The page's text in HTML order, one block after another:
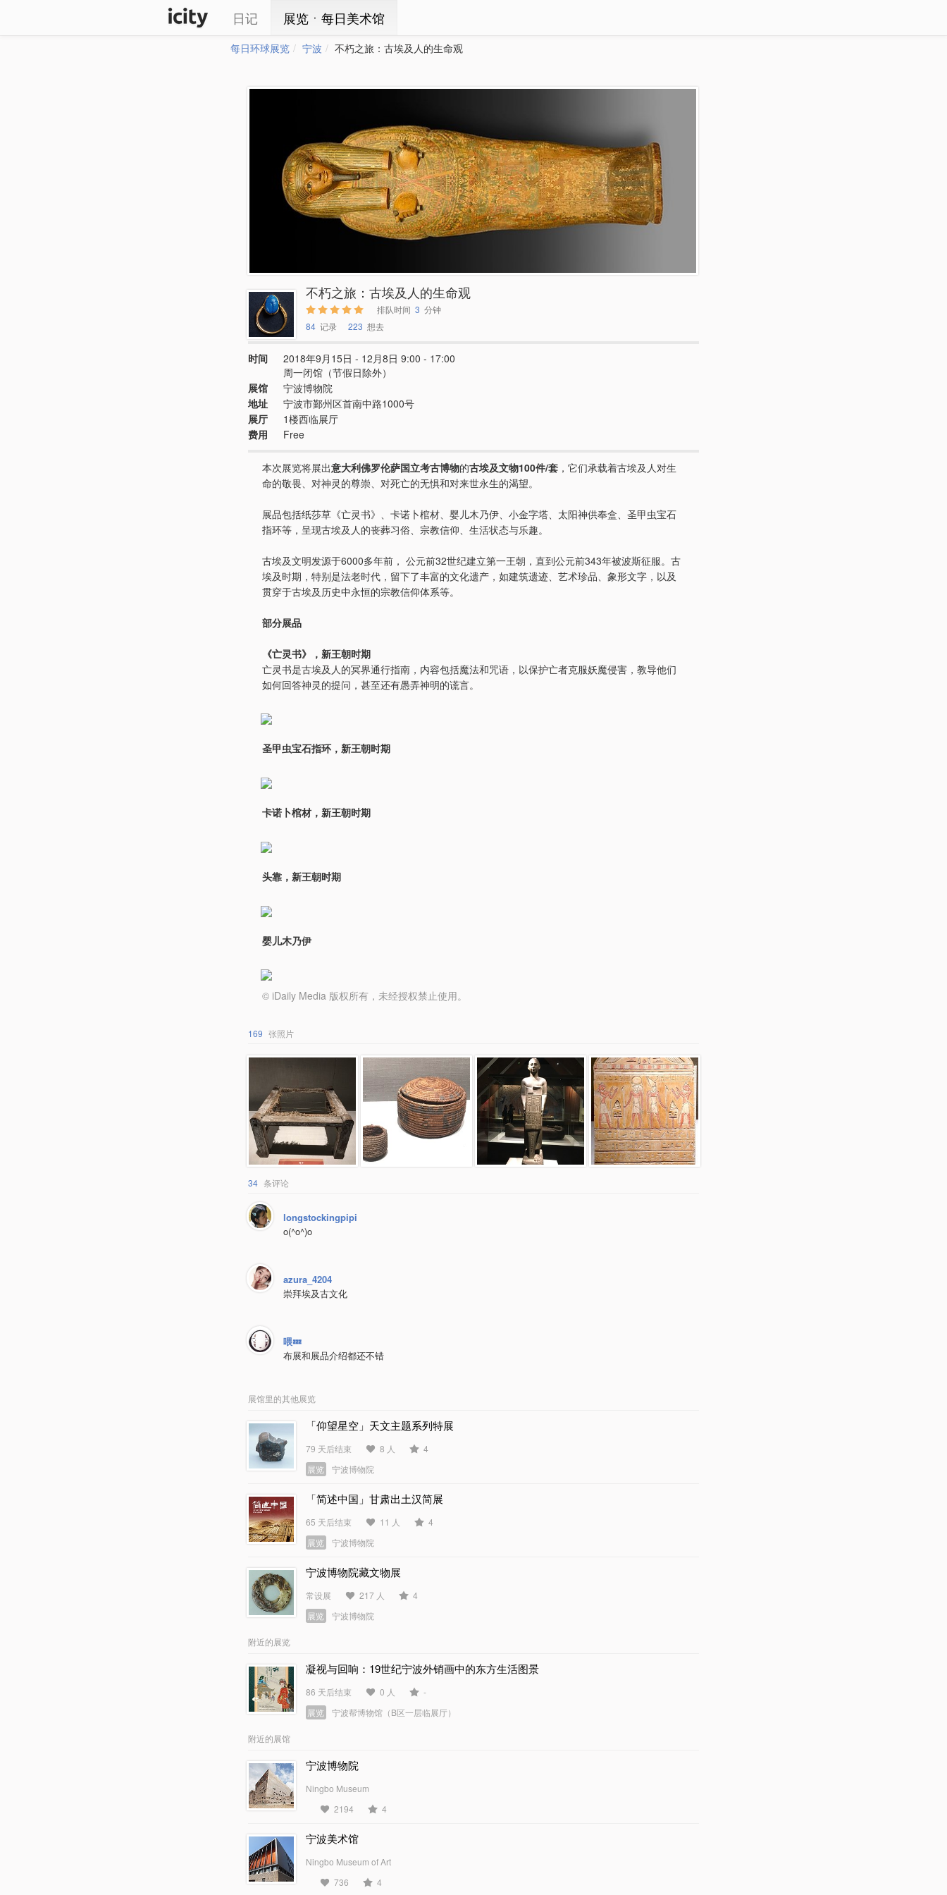
日记 展览ㆍ每日美术馆
每日环球展览 宁波 不朽之旅：古埃及人的生命观
不朽之旅：古埃及人的生命观
排队时间 3 分钟
84 记录 223 想去
时间
2018年9月15日 - 12月8日 9:00 - 17:00
周一闭馆（节假日除外）
展馆
宁波博物院
地址
宁波市鄞州区首南中路1000号
展厅
1楼西临展厅
费用
Free
本次展览将展出意大利佛罗伦萨国立考古博物的古埃及文物100件/套 ，它们承载着古埃及人对生
命的敬畏、对神灵的尊崇、对死亡的无惧和对来世永生的渴望。
展品包括纸莎草《亡灵书》、卡诺卜棺材、婴儿木乃伊、小金字塔、太阳神供奉盒、圣甲虫宝石
指环等，呈现古埃及人的丧葬习俗、宗教信仰、生活状态与乐趣。
古埃及文明发源于6000多年前， 公元前32世纪建立第一王朝，直到公元前343年被波斯征服。古
埃及时期，特别是法老时代，留下了丰富的文化遗产，如建筑遗迹、艺术珍品、象形文字，以及
贯穿于古埃及历史中永恒的宗教信仰体系等。
部分展品
《亡灵书》，新王朝时期
亡灵书是古埃及人的冥界通行指南，内容包括魔法和咒语，以保护亡者克服妖魔侵害，教导他们
如何回答神灵的提问，甚至还有愚弄神明的谎言。
圣甲虫宝石指环，新王朝时期
卡诺卜棺材，新王朝时期
头靠，新王朝时期
婴儿木乃伊
© iDaily Media 版权所有，未经授权禁止使用。
169 张照片
34 条评论
longstockingpipi
o(^o^)o
azura_4204
崇拜埃及古文化
喂💤
布展和展品介绍都还不错
展馆里的其他展览
「仰望星空」天文主题系列特展
79 天后结束 8 人
4
展览
宁波博物院
「简述中国」甘肃出土汉简展
65 天后结束 11 人
4
展览
宁波博物院
宁波博物院藏文物展
常设展 217 人
4
展览
宁波博物院
附近的展览
凝视与回响：19世纪宁波外销画中的东方生活图景
86 天后结束 0 人
-
展览
宁波帮博物馆（B区一层临展厅）
附近的展馆
宁波博物院
Ningbo Museum
2194
4
宁波美术馆
Ningbo Museum of Art
736
4